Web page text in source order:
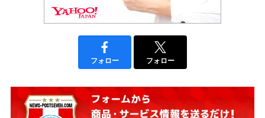
フォロー フォロー